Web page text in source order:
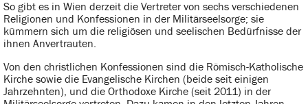
So gibt es in Wien derzeit die Vertreter von sechs verschiedenen
Religionen und Konfessionen in der Militärseelsorge; sie
kümmern sich um die religiösen und seelischen Bedürfnisse der
ihnen Anvertrauten.
Von den christlichen Konfessionen sind die Römisch-Katholische
Kirche sowie die Evangelische Kirchen (beide seit einigen
Jahrzehnten), und die Orthodoxe Kirche (seit 2011) in der